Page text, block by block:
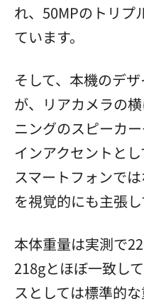
れ、50MPのトリプ
ています。
そして、本機のデ
が、リアカメラの
ニングのスピーカ
インアクセントと
スマートフォンで
を視覚的にも主張し
本体重量は実測で
218gとほぼ一致し
スとしては標準的